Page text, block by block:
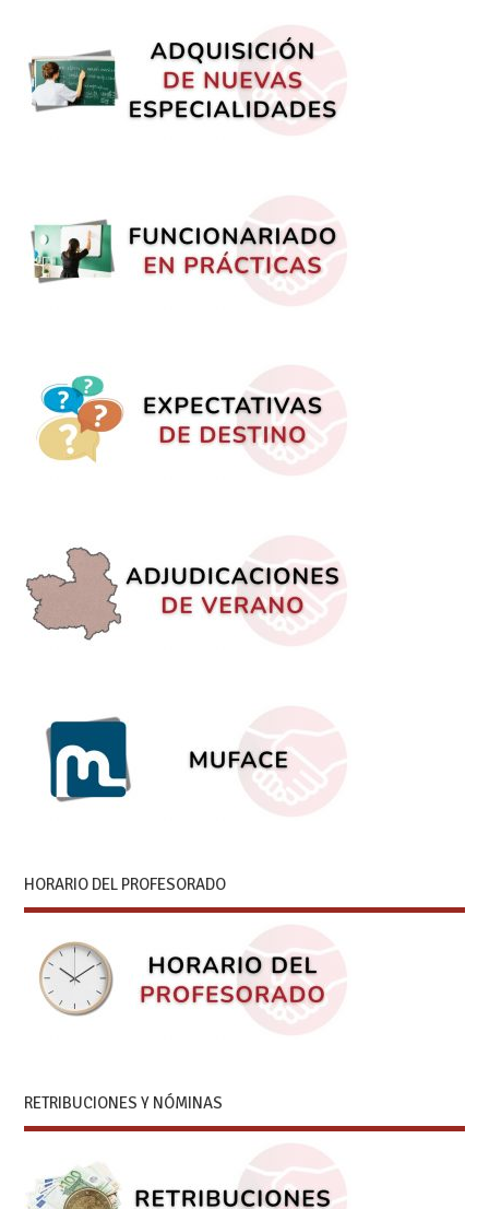
HORARIO DEL PROFESORADO
RETRIBUCIONES Y NÓMINAS